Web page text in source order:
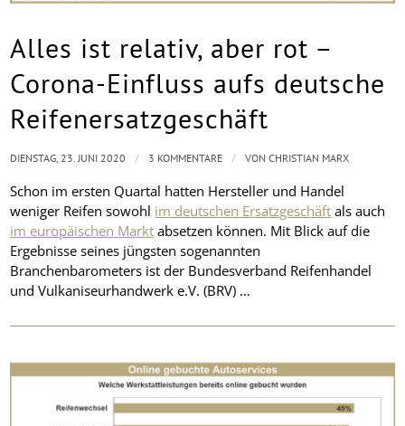
Alles ist relativ, aber rot –
Corona-Einfluss aufs deutsche
Reifenersatzgeschäft
Schon im ersten Quartal hatten Hersteller und Handel
weniger Reifen sowohl im deutschen Ersatzgeschäft als auch
im europäischen Markt absetzen können. Mit Blick auf die
Ergebnisse seines jüngsten sogenannten
Branchenbarometers ist der Bundesverband Reifenhandel
und Vulkaniseurhandwerk e.V. (BRV) …
DIENSTAG, 23. JUNI 2020 / 3 KOMMENTARE / VONCHRISTIAN MARX